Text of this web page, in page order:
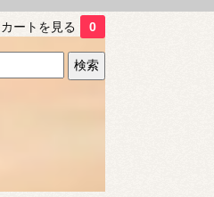
カートを見る 0